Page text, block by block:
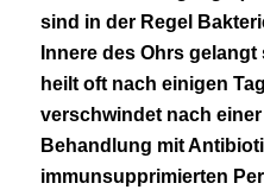
sind in der Regel
Innere des Ohrs
heilt oft nach einigen
verschwindet nach
Behandlung mit
immunsupprimierten